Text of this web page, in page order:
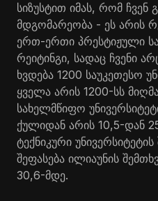
სიზუსტით იმას, რომ ჩვენ
მდგომარეობა - ეს არის
ერთ-ერთი პრესტიჟული
რეიტინგი, სადაც ჩვენი
ხვდება 1200 საუკეთესო
ყველა არის 1200-სს
სახელმწიფო
ქულიდან არის 10,5-დან
ტექნიკური
შეფასება ილიაუნის
30,6-მდე.